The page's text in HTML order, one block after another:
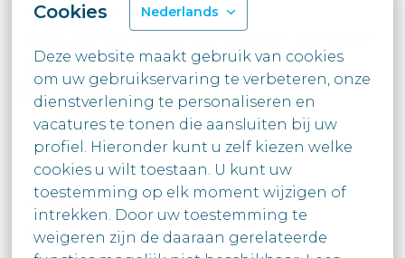
Cookies Nederlands
Deze website maakt gebruik van cookies
om uw gebruikservaring te verbeteren, onze
dienstverlening te personaliseren en
vacatures te tonen die aansluiten bij uw
profiel. Hieronder kunt u zelf kiezen welke
cookies u wilt toestaan. U kunt uw
toestemming op elk moment wijzigen of
intrekken. Door uw toestemming te
weigeren zijn de daaraan gerelateerde
Nog Moore over ons opwww.moore.be
dan snel!
ellen.degrave@moore.be
09 395 39 57